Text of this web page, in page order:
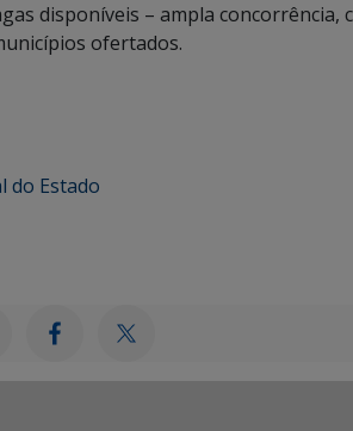
disponíveis – ampla
ofertados.
do Estado